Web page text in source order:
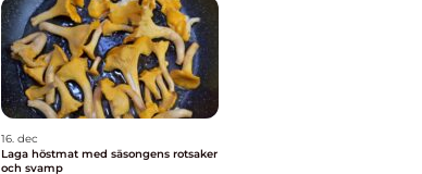
16. dec
Laga höstmat med säsongens rotsaker
och svamp